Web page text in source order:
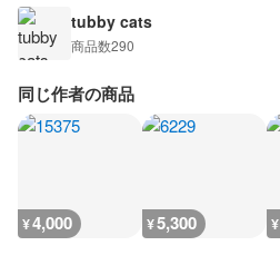
tubby cats
商品数290
同じ作者の商品
¥4,000 ¥5,300 ¥